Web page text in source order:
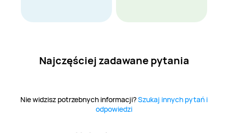
Najczęściej zadawane pytania
Nie widzisz potrzebnych informacji?Szukaj innych pytań i
odpowiedzi